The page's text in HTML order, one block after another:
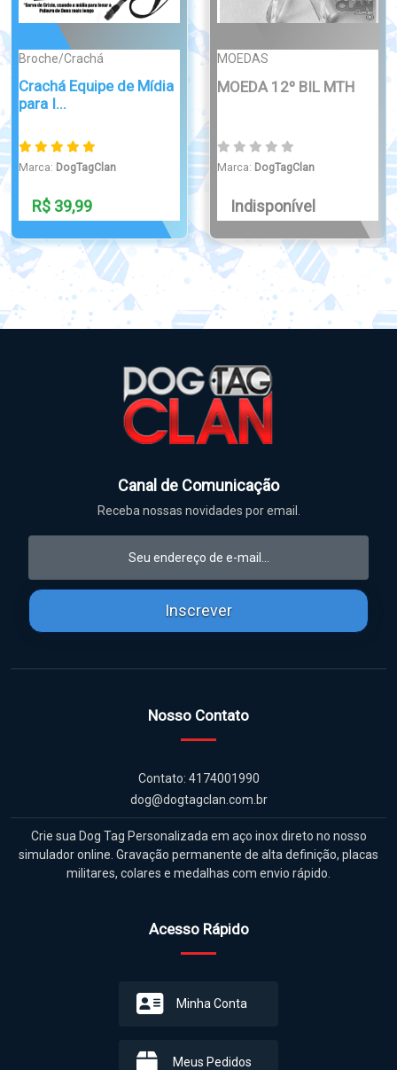
ATTRACTIVE
Dog Tag Cruz e Caveira
Marca: DogTagClan
R$ 49,90
Broche/Crachá
Boton Broche
Marca: DogTagClan
R$ 49,00
Canal de Comunicação
Receba nossas novidades por email.
Inscrever
Nosso Contato
Contato: 4174001990
dog@dogtagclan.com.br
Crie sua Dog Tag Personalizada em aço inox direto no nosso
simulador online. Gravação permanente de alta definição, placas
militares, colares e medalhas com envio rápido.
Acesso Rápido
Minha Conta
Meus Pedidos